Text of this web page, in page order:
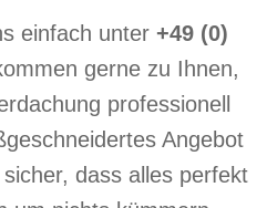
einfach unter +49 (0)
gerne zu Ihnen,
professionell
Angebot
dass alles perfekt